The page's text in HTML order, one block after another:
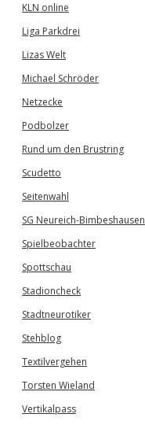
KLN online
Liga Parkdrei
Lizas Welt
Michael Schröder
Netzecke
Podbolzer
Rund um den Brustring
Scudetto
Seitenwahl
SG Neureich-Bimbeshausen
Spielbeobachter
Spottschau
Stadioncheck
Stadtneurotiker
Stehblog
Textilvergehen
Torsten Wieland
Vertikalpass